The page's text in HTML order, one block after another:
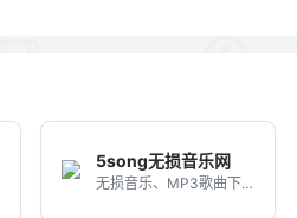
5song无损音乐网
无损音乐、MP3歌曲下载的音乐网站